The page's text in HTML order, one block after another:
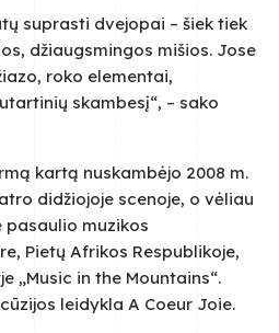
suprasti dvejopai – šiek tiek
džiaugsmingos mišios. Jose
roko elementai,
skambesį“, – sako
kartą nuskambėjo 2008 m.
didžiojoje scenoje, o vėliau
muzikos
Pietų Afrikos Respublikoje,
„Music in the Mountains“.
leidykla A Coeur Joie.